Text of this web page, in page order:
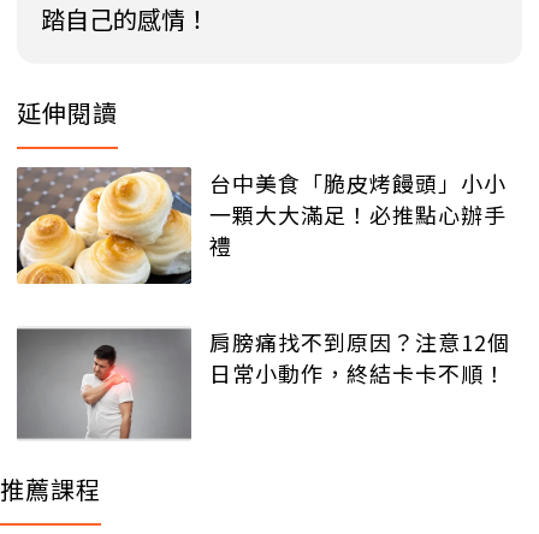
踏自己的感情！
延伸閱讀
台中美食「脆皮烤饅頭」小小
一顆大大滿足！必推點心辦手
禮
肩膀痛找不到原因？注意12個
日常小動作，終結卡卡不順！
推薦課程